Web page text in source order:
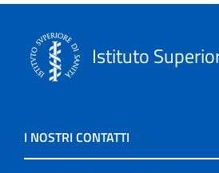
Istituto
I NOSTRI CONTATTI